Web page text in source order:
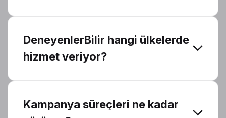
DeneyenlerBilir hangi ülkelerde
hizmet veriyor?
Kampanya süreçleri ne kadar